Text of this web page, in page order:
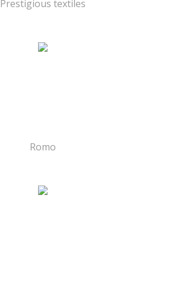
Prestigious textiles
Romo